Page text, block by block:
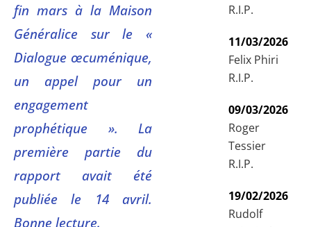
fin mars à la Maison
Généralice sur le «
Dialogue œcuménique,
un appel pour un
engagement
prophétique ». La
première partie du
rapport avait été
publiée le 14 avril.
Bonne lecture.
R.I.P.
11/03/2026
Felix Phiri
R.I.P.
09/03/2026
Roger
Tessier
R.I.P.
19/02/2026
Rudolf